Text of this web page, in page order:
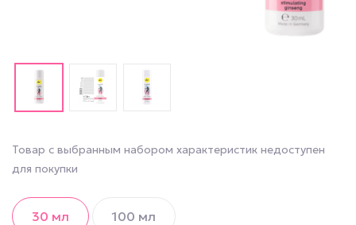
30 мл 100 мл
Товар с выбранным набором характеристик недоступен
для покупки